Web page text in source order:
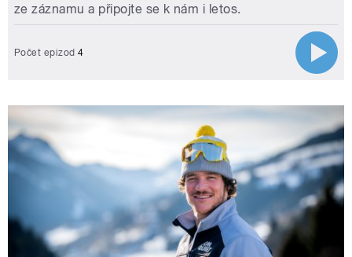
ze záznamu a připojte se k nám i letos.
Počet epizod 4